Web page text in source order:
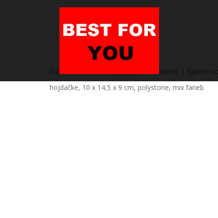
hojdačke, 10 x 14,5 x 9 cm, polystone, mix farieb